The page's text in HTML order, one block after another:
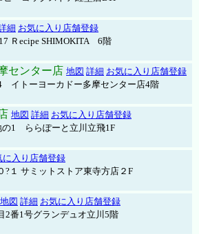
細 お気に入り店舗登録
Ｒecipe SHIMOKITA 6階
センター店 地図 詳細 お気に入り店舗登録
イトーヨーカドー多摩センター店4階
地図 詳細 お気に入り店舗登録
の1 ららぽーと立川立飛1F
に入り店舗登録
?１ サミットストア東寺方店２F
地図 詳細 お気に入り店舗登録
2番1号グランデュオ立川5階